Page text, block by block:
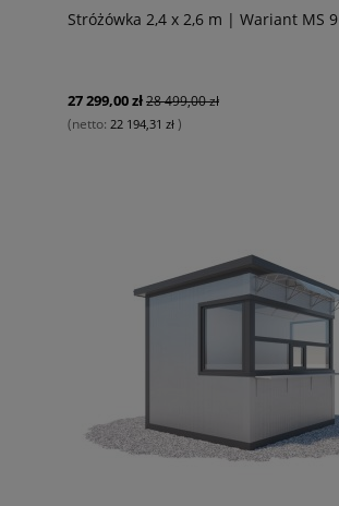
Stróżówka 2,4 x 2,6 m | Wariant MS 9
27 299,00 zł28 499,00 zł
(netto: 22 194,31 zł )